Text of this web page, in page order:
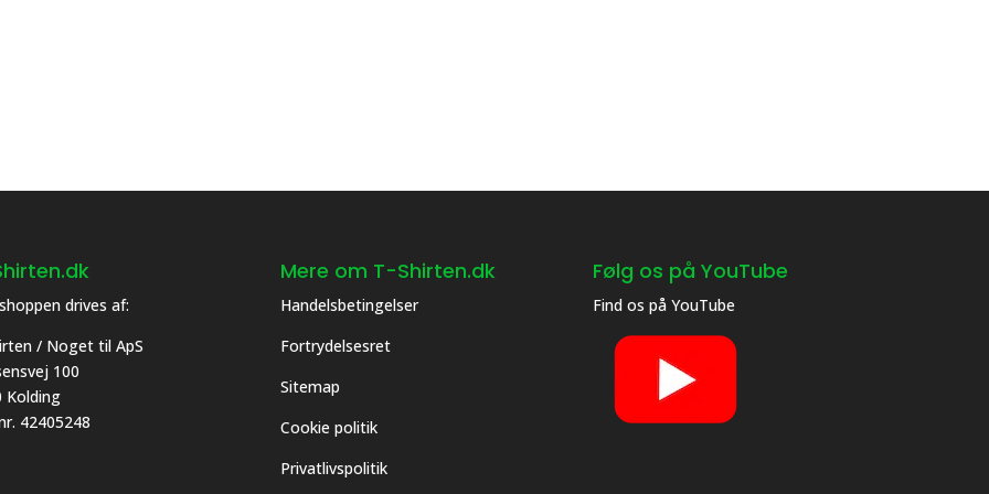
drives af:
/ Noget til ApS
100
Kolding
42405248
Mere om T-Shirten.dk
Handelsbetingelser
Fortrydelsesret
Sitemap
Cookie politik
Privatlivspolitik
Følg os på YouTube
Find os påYouTube